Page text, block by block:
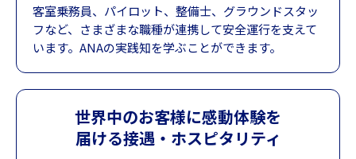
客室乗務員、パイロット、整備士、グラウンドスタッ
フなど、さまざまな職種が連携して安全運行を支えて
います。ANAの実践知を学ぶことができます。
世界中のお客様に感動体験を
届ける接遇・ホスピタリティ